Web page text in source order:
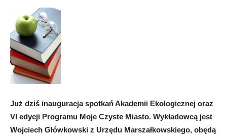
Już dziś inauguracja spotkań Akademii Ekologicznej oraz
VI edycji Programu Moje Czyste Miasto. Wykładowcą jest
Wojciech Główkowski z Urzędu Marszałkowskiego, obędą